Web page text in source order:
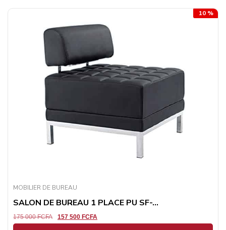
10 %
MOBILIER DE BUREAU
SALON DE BUREAU 1 PLACE PU SF-...
175 000FCFA 157 500 FCFA